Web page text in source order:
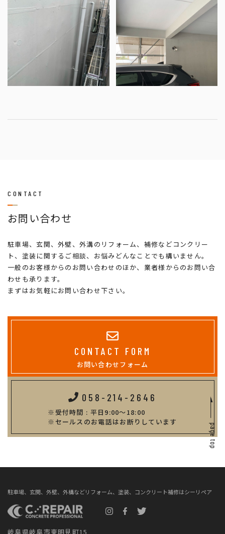
CONTACT
お問い合わせ
駐車場、玄関、外壁、外溝のリフォーム、補修などコンクリー
ト、塗装に関するご相談、お悩みどんなことでも構いません。
一般のお客様からのお問い合わせのほか、業者様からのお問い合
わせも承ります。
まずはお気軽にお問い合わせ下さい。
CONTACT FORM
お問い合わせフォーム
058-214-2646
受付時間 : 平日9:00～18:00
セールスのお電話はお断りしています
駐車場、玄関、外壁、外構などリフォーム、塗装、コンクリート補修はシーリペア
岐阜県岐阜市東明見町15